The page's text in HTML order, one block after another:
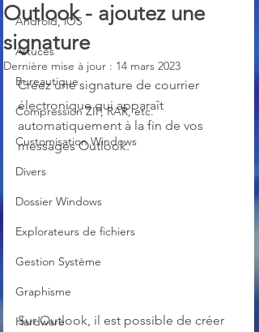
Android, iOS
Astuces
Bureautique
Compression ZIP, RAR, etc.
Customisation Windows
Divers
Dossier Windows
Explorateurs de fichiers
Gestion Système
Graphisme
Hardware
Outlook - ajoutez une
signature
Dernière mise à jour : 14 mars 2023
Créez une signature de courrier
électronique qui apparaît
automatiquement à la fin de vos
messages Outlook.
Sur Outlook, il est possible de créer